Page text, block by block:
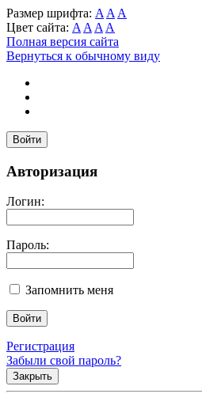
Размер шрифта: A A A
Цвет сайта: A A A A
Полная версия сайта
Вернуться к обычному виду
Войти
Авторизация
Логин:
Пароль:
Запомнить меня
Регистрация
Забыли свой пароль?
Закрыть